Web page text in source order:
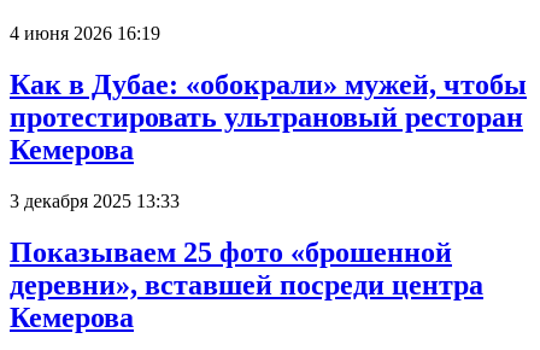
4 июня 2026 16:19
Как в Дубае: «обокрали» мужей, чтобы
протестировать ультрановый ресторан
Кемерова
3 декабря 2025 13:33
Показываем 25 фото «брошенной
деревни», вставшей посреди центра
Кемерова